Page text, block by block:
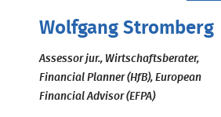
Wolfgang Stromberg
Assessor jur., Wirtschaftsberater,
Financial Planner (HfB), European
Financial Advisor (EFPA)